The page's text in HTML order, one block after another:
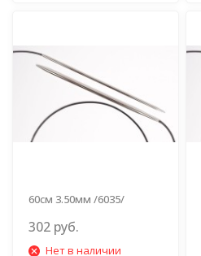
60см 3.50мм /6035/
302 руб.
Нет в наличии